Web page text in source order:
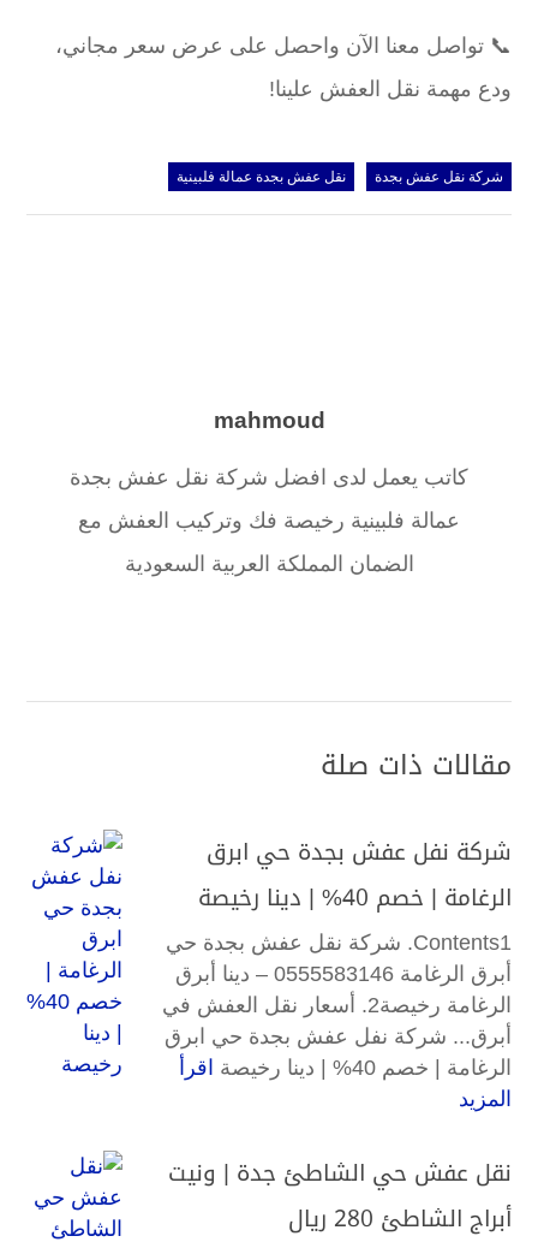
📞 تواصل معنا الآن واحصل على عرض سعر مجاني،
ودع مهمة نقل العفش علينا!
شركة نقل عفش بجدة نقل عفش بجدة عمالة فلبينية
mahmoud
كاتب يعمل لدى افضل شركة نقل عفش بجدة
عمالة فلبينية رخيصة فك وتركيب العفش مع
الضمان المملكة العربية السعودية
مقالات ذات صلة
شركة نفل عفش بجدة حي ابرق
الرغامة | خصم 40% | دينا رخيصة
Contents1. شركة نقل عفش بجدة حي
أبرق الرغامة 0555583146 – دينا أبرق
الرغامة رخيصة2. أسعار نقل العفش في
أبرق... شركة نفل عفش بجدة حي ابرق
الرغامة | خصم 40% | دينا رخيصة
اقرأ
المزيد
نقل عفش حي الشاطئ جدة | ونيت
أبراج الشاطئ 280 ريال